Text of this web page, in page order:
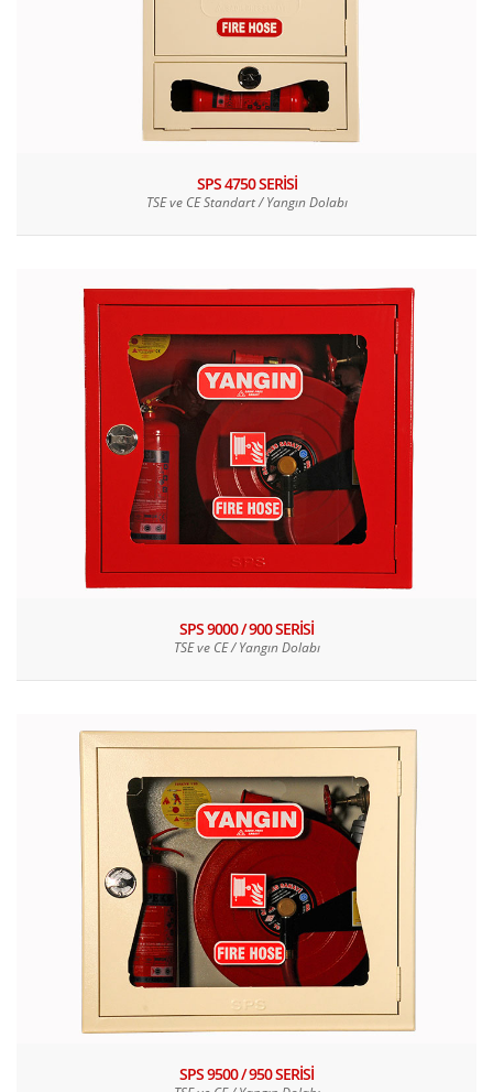
SPS 4750 SERİSİ
TSE ve CE Standart / Yangın Dolabı
SPS 9000 / 900 SERİSİ
TSE ve CE / Yangın Dolabı
SPS 9500 / 950 SERİSİ